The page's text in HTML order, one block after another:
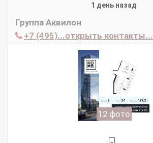
1 день назад
Группа Аквилон
+7 (495)...открыть контакты...
12 фото